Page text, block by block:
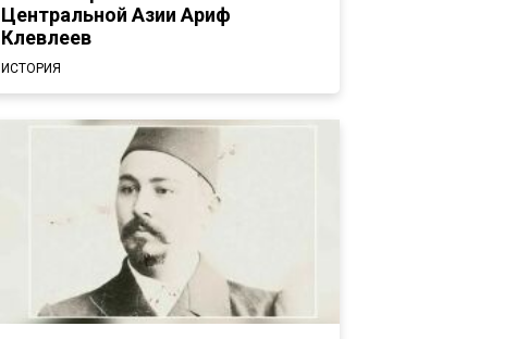
Центральной Азии Ариф
Клевлеев
ИСТОРИЯ